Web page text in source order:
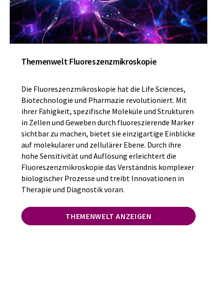
Themenwelt Fluoreszenzmikroskopie
Die Fluoreszenzmikroskopie hat die Life Sciences,
Biotechnologie und Pharmazie revolutioniert. Mit
ihrer Fähigkeit, spezifische Moleküle und Strukturen
in Zellen und Geweben durch fluoreszierende Marker
sichtbar zu machen, bietet sie einzigartige Einblicke
auf molekularer und zellulärer Ebene. Durch ihre
hohe Sensitivität und Auflösung erleichtert die
Fluoreszenzmikroskopie das Verständnis komplexer
biologischer Prozesse und treibt Innovationen in
Therapie und Diagnostik voran.
THEMENWELT ANZEIGEN